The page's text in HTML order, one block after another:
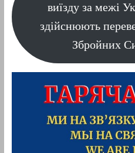
виїзду за межі
здійснюють
Збройних